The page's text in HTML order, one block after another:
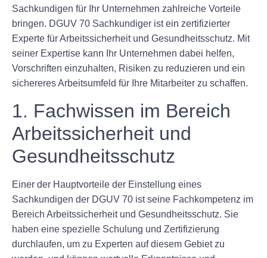
Sachkundigen für Ihr Unternehmen zahlreiche Vorteile
bringen. DGUV 70 Sachkundiger ist ein zertifizierter
Experte für Arbeitssicherheit und Gesundheitsschutz. Mit
seiner Expertise kann Ihr Unternehmen dabei helfen,
Vorschriften einzuhalten, Risiken zu reduzieren und ein
sichereres Arbeitsumfeld für Ihre Mitarbeiter zu schaffen.
1. Fachwissen im Bereich
Arbeitssicherheit und
Gesundheitsschutz
Einer der Hauptvorteile der Einstellung eines
Sachkundigen der DGUV 70 ist seine Fachkompetenz im
Bereich Arbeitssicherheit und Gesundheitsschutz. Sie
haben eine spezielle Schulung und Zertifizierung
durchlaufen, um zu Experten auf diesem Gebiet zu